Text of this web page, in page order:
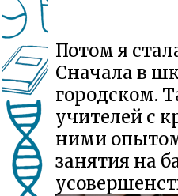
Потом я
Сначала в
городском.
учителей с
ними
занятия на